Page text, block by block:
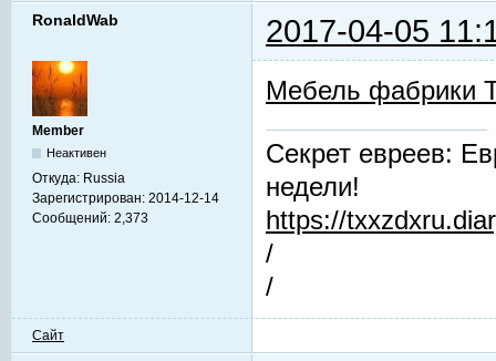
RonaldWab 2017-04-05
Member
Неактивен
Откуда: Russia
Зарегистрирован: 2014-12-14
Сообщений: 2,373
Мебель фабрики
Секрет евреев:
недели!
https://
/
/
Сайт